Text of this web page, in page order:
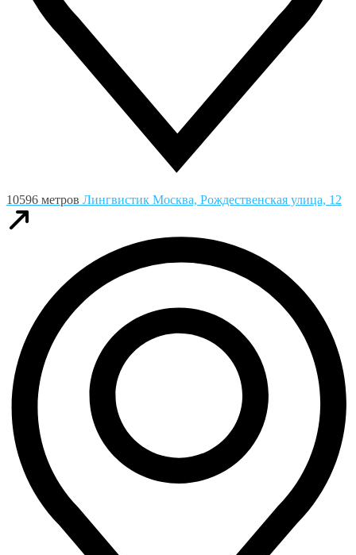
10596 метров Лингвистик Москва, Рождественская улица, 12